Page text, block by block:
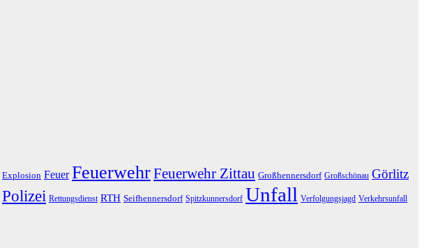
Explosion Feuer FeuerwehrFeuerwehr Zittau Großhennersdorf Großschönau Görlitz
Polizei Rettungsdienst RTH Seifhennersdorf Spitzkunnersdorf Unfall Verfolgungsjagd Verkehrsunfall